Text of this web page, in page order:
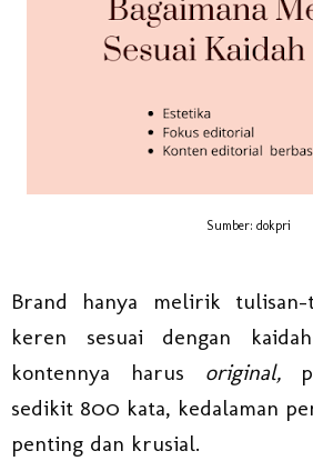
Sumber: dokpri
Brand hanya melirik
keren sesuai dengan
kontennya harus original,
sedikit 800 kata, kedalaman
penting dan krusial.